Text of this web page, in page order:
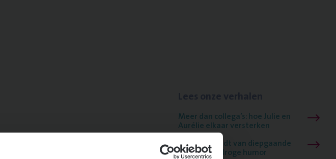
Meer dan collega’s: hoe Julie en
Aurélie elkaar versterken
Mathias houdt van diepgaande
dossiers én droge humor